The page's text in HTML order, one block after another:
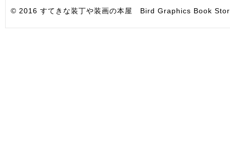
© 2016 すてきな装丁や装画の本屋 Bird Graphics Book